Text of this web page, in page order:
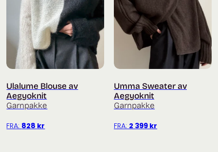
Ulalume Blouse av
Aegyoknit
Garnpakke
FRA: 828 kr
Umma Sweater av
Aegyoknit
Garnpakke
FRA: 2 399 kr